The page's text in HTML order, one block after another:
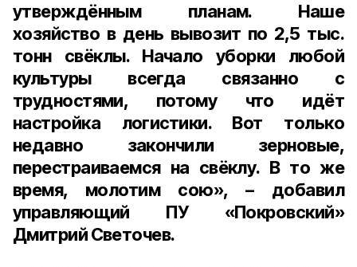
утверждённым планам. Наше
хозяйство в день вывозит по 2,5 тыс.
тонн свёклы. Начало уборки любой
культуры всегда связанно с
трудностями, потому что идёт
настройка логистики. Вот только
недавно закончили зерновые,
перестраиваемся на свёклу. В то же
время, молотим сою», – добавил
управляющий ПУ «Покровский»
Дмитрий Светочев.